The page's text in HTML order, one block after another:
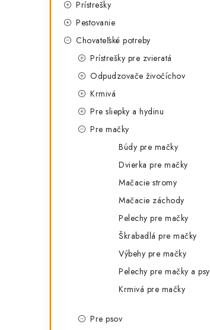
Prístrešky
Pestovanie
Chovateľské potreby
Prístrešky pre zvieratá
Odpudzovače živočíchov
Krmivá
Pre sliepky a hydinu
Pre mačky
Búdy pre mačky
Dvierka pre mačky
Mačacie stromy
Mačacie záchody
Pelechy pre mačky
Škrabadlá pre mačky
Výbehy pre mačky
Pelechy pre mačky a psy
Krmivá pre mačky
Pre psov